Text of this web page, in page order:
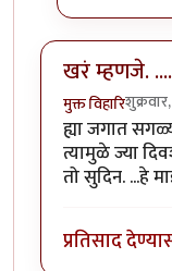
खरं म्हणजे. ....
मुक्त विहारि
ह्या जगात
त्यामुळे ज्या
तो सुदिन. ...हे
प्रतिसाद